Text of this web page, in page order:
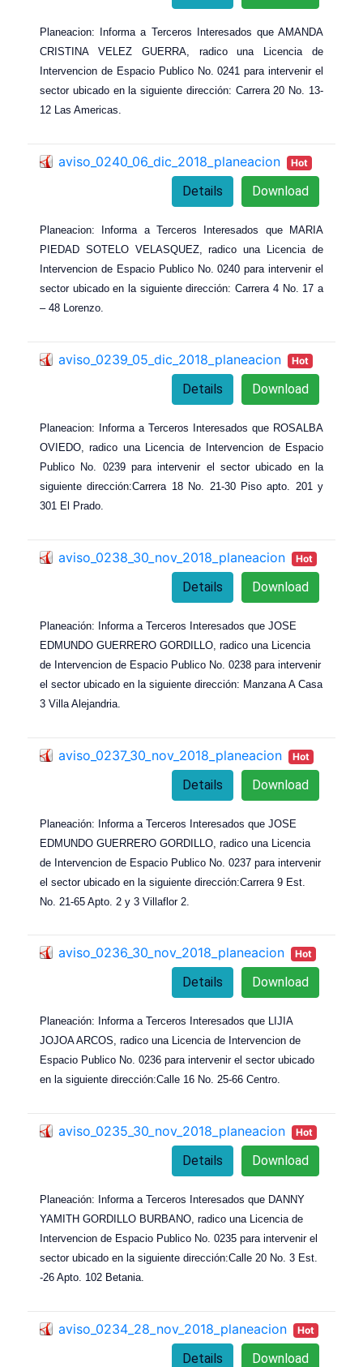
Planeacion: Informa a Terceros Interesados que AMANDA
CRISTINA VELEZ GUERRA, radico una Licencia de
Intervencion de Espacio Publico No. 0241 para intervenir el
sector ubicado en la siguiente dirección: Carrera 20 No. 13-
12 Las Americas.
aviso_0240_06_dic_2018_planeacion Hot
Download
Details
Planeacion: Informa a Terceros Interesados que MARIA
PIEDAD SOTELO VELASQUEZ, radico una Licencia de
Intervencion de Espacio Publico No. 0240 para intervenir el
sector ubicado en la siguiente dirección: Carrera 4 No. 17 a
– 48 Lorenzo.
aviso_0239_05_dic_2018_planeacion Hot
Download
Details
Planeacion: Informa a Terceros Interesados que ROSALBA
OVIEDO, radico una Licencia de Intervencion de Espacio
Publico No. 0239 para intervenir el sector ubicado en la
siguiente dirección:Carrera 18 No. 21-30 Piso apto. 201 y
301 El Prado.
aviso_0238_30_nov_2018_planeacion Hot
Download
Details
Planeación: Informa a Terceros Interesados que JOSE
EDMUNDO GUERRERO GORDILLO, radico una Licencia
de Intervencion de Espacio Publico No. 0238 para intervenir
el sector ubicado en la siguiente dirección: Manzana A Casa
3 Villa Alejandria.
aviso_0237_30_nov_2018_planeacion Hot
Download
Details
Planeación: Informa a Terceros Interesados que JOSE
EDMUNDO GUERRERO GORDILLO, radico una Licencia
de Intervencion de Espacio Publico No. 0237 para intervenir
el sector ubicado en la siguiente dirección:Carrera 9 Est.
No. 21-65 Apto. 2 y 3 Villaflor 2.
aviso_0236_30_nov_2018_planeacion Hot
Download
Details
Planeación: Informa a Terceros Interesados que LIJIA
JOJOA ARCOS, radico una Licencia de Intervencion de
Espacio Publico No. 0236 para intervenir el sector ubicado
en la siguiente dirección:Calle 16 No. 25-66 Centro.
aviso_0235_30_nov_2018_planeacion Hot
Download
Details
Planeación: Informa a Terceros Interesados que DANNY
YAMITH GORDILLO BURBANO, radico una Licencia de
Intervencion de Espacio Publico No. 0235 para intervenir el
sector ubicado en la siguiente dirección:Calle 20 No. 3 Est.
-26 Apto. 102 Betania.
aviso_0234_28_nov_2018_planeacion Hot
Download
Details